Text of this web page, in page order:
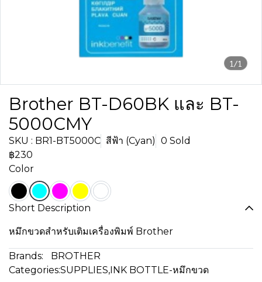
1/1
Brother BT-D60BK และ BT-
5000CMY
SKU : BR1-BT5000C สีฟ้า (Cyan) 0 Sold
฿230
Color
Short Description
หมึกขวดสำหรับเติมเครื่องพิมพ์ Brother
Brands:
BROTHER
Categories:SUPPLIES,INK BOTTLE-หมึกขวด